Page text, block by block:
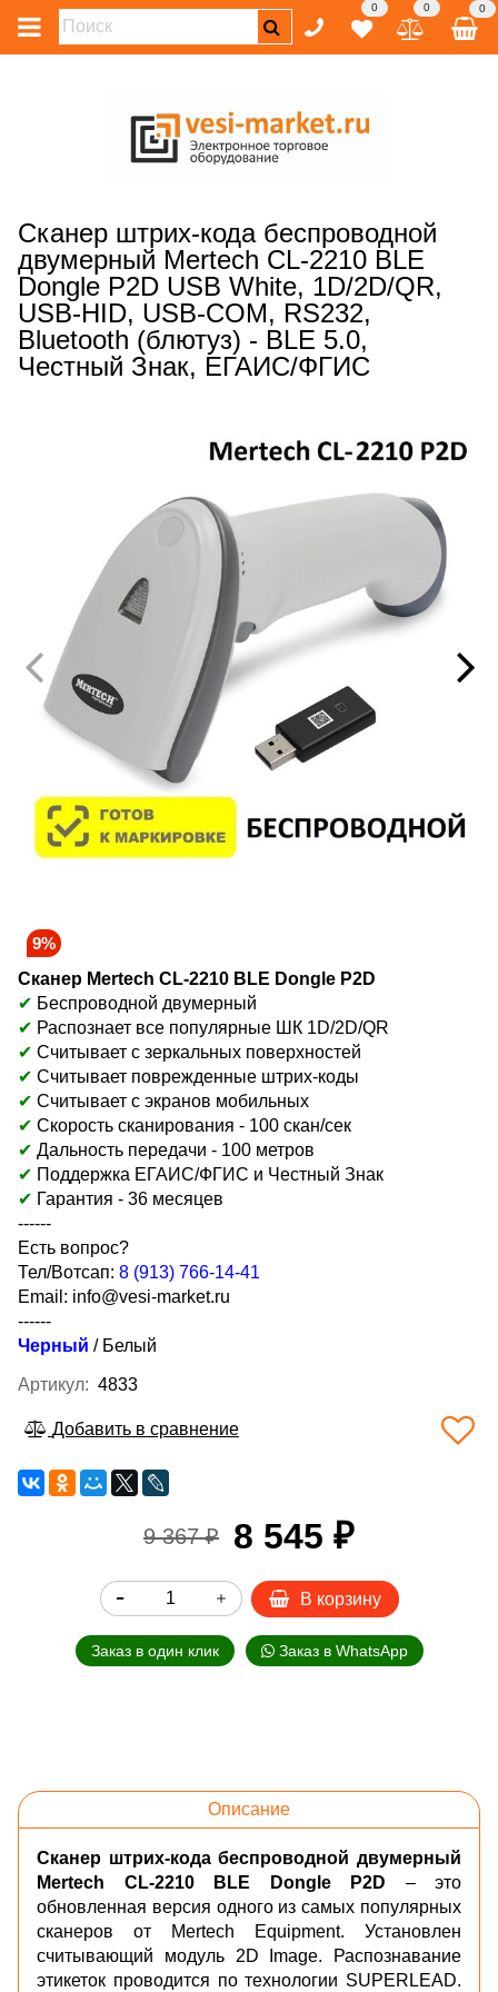
0 0 0
Сканер штрих-кода беспроводной
двумерный Mertech CL-2210 BLE
Dongle P2D USB White, 1D/2D/QR,
USB-HID, USB-COM, RS232,
Bluetooth (блютуз) - BLE 5.0,
Честный Знак, ЕГАИС/ФГИС
9%
Сканер Mertech CL-2210 BLE Dongle P2D
✔ Беспроводной двумерный
✔ Распознает все популярные ШК 1D/2D/QR
✔ Считывает с зеркальных поверхностей
✔ Считывает поврежденные штрих-коды
✔ Считывает с экранов мобильных
✔ Скорость сканирования - 100 скан/сек
✔ Дальность передачи - 100 метров
✔ Поддержка ЕГАИС/ФГИС и Честный Знак
✔ Гарантия - 36 месяцев
------
Есть вопрос?
Тел/Вотсап: 8 (913) 766-14-41
Email: info@vesi-market.ru
------
Черный / Белый
Артикул: 4833
Добавить в сравнение
9 367 ₽ 8 545 ₽
В корзину
Заказ в один клик Заказ в WhatsApp
Описание
Сканер штрих-кода беспроводной двумерный
Mertech CL-2210 BLE Dongle P2D – это
обновленная версия одного из самых популярных
сканеров от Mertech Equipment. Установлен
считывающий модуль 2D Image. Распознавание
этикеток проводится по технологии SUPERLEAD.